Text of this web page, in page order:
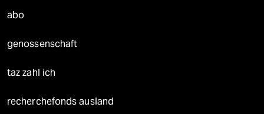
abo
genossenschaft
taz zahl ich
recherchefonds ausland